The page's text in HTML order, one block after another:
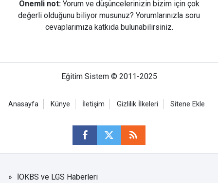
Önemli not: Yorum ve düşüncelerinizin bizim için çok
değerli olduğunu biliyor musunuz? Yorumlarınızla soru
cevaplarımıza katkıda bulunabilirsiniz.
Eğitim Sistem © 2011-2025
Anasayfa Künye İletişim Gizlilik İlkeleri Sitene Ekle
İOKBS ve LGS Haberleri